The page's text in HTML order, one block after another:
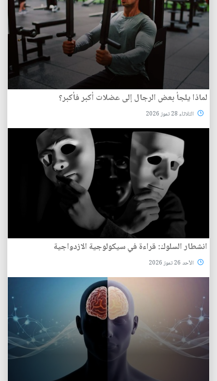
لماذا يلجأ بعض الرجال إلى عضلات أكبر فأكبر؟
الثلاثاء 28 تموز 2026
انشطار السلوك: قراءة في سيكولوجية الازدواجية
الأحد 26 تموز 2026